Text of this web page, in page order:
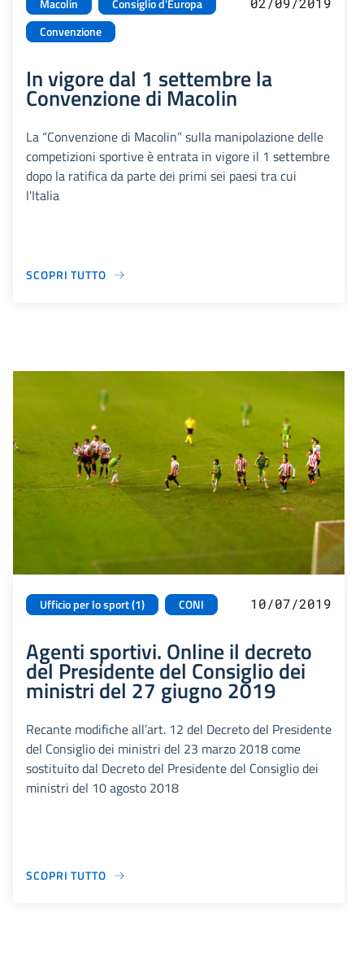
Macolin
Consiglio d'Europa
Convenzione
In vigore dal 1 settembre la
Convenzione di Macolin
La “Convenzione di Macolin” sulla manipolazione delle
competizioni sportive è entrata in vigore il 1 settembre
dopo la ratifica da parte dei primi sei paesi tra cui
l'Italia
SCOPRI TUTTO
Ufficio per lo sport (1) CONI 10/07/2019
Agenti sportivi. Online il decreto
del Presidente del Consiglio dei
ministri del 27 giugno 2019
Recante modifiche all’art. 12 del Decreto del Presidente
del Consiglio dei ministri del 23 marzo 2018 come
sostituito dal Decreto del Presidente del Consiglio dei
ministri del 10 agosto 2018
SCOPRI TUTTO